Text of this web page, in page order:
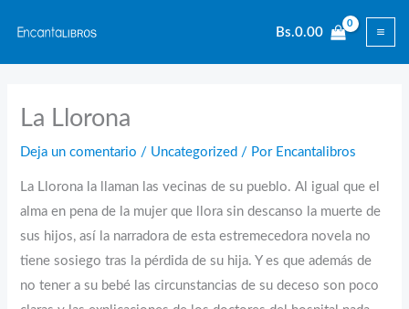
contenido
Bs.0.00
La Llorona
Deja un comentario / Uncategorized / Por Encantalibros
La Llorona la llaman las vecinas de su pueblo. Al igual que el
alma en pena de la mujer que llora sin descanso la muerte de
sus hijos, así la narradora de esta estremecedora novela no
tiene sosiego tras la pérdida de su hija. Y es que además de
no tener a su bebé las circunstancias de su deceso son poco